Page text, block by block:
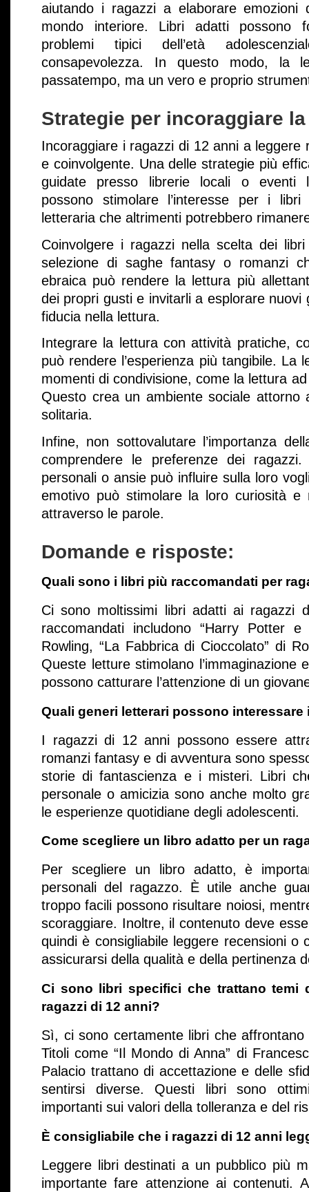
aiutando i ragazzi a elaborare emozioni
mondo interiore. Libri adatti possono
problemi tipici dell’età
consapevolezza. In questo modo, la
passatempo, ma un vero e proprio
Strategie per incoraggiare
Incoraggiare i ragazzi di 12 anni a leggere
e coinvolgente. Una delle strategie più
guidate presso librerie locali o eventi
possono stimolare l’interesse per i
letteraria che altrimenti potrebbero
Coinvolgere i ragazzi nella scelta dei
selezione di saghe fantasy o romanzi
ebraica può rendere la lettura più
dei propri gusti e invitarli a esplorare
fiducia nella lettura.
Integrare la lettura con attività pratiche,
può rendere l’esperienza più tangibile. La
momenti di condivisione, come la lettura
Questo crea un ambiente sociale attorno
solitaria.
Infine, non sottovalutare l’importanza
comprendere le preferenze dei
personali o ansie può influire sulla loro
emotivo può stimolare la loro curiosità e
attraverso le parole.
Domande e risposte:
Quali sono i libri più raccomandati per
Ci sono moltissimi libri adatti ai ragazzi
raccomandati includono “Harry Potter
Rowling, “La Fabbrica di Cioccolato” di
Queste letture stimolano l’immaginazione
possono catturare l’attenzione di un
Quali generi letterari possono interessare
I ragazzi di 12 anni possono essere
romanzi fantasy e di avventura sono
storie di fantascienza e i misteri. Libri
personale o amicizia sono anche molto
le esperienze quotidiane degli adolescenti.
Come scegliere un libro adatto per un
Per scegliere un libro adatto, è
personali del ragazzo. È utile anche
troppo facili possono risultare noiosi,
scoraggiare. Inoltre, il contenuto deve
quindi è consigliabile leggere recensioni o
assicurarsi della qualità e della pertinenza
Ci sono libri specifici che trattano temi
ragazzi di 12 anni?
Sì, ci sono certamente libri che
Titoli come “Il Mondo di Anna” di
Palacio trattano di accettazione e delle
sentirsi diverse. Questi libri sono
importanti sui valori della tolleranza e del
È consigliabile che i ragazzi di 12 anni
Leggere libri destinati a un pubblico più
importante fare attenzione ai contenuti.